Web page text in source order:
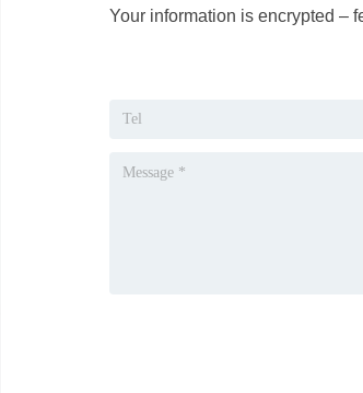
Your information is encrypted –